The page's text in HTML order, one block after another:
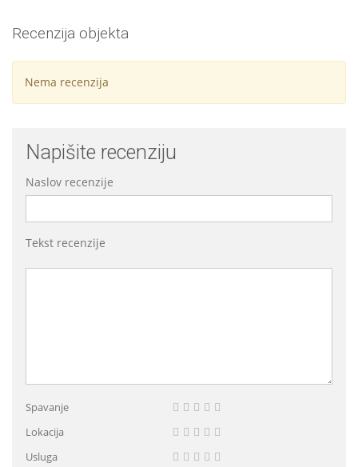
Recenzija objekta
Nema recenzija
Napišite recenziju
Naslov recenzije
Tekst recenzije
Spavanje
Lokacija
Usluga